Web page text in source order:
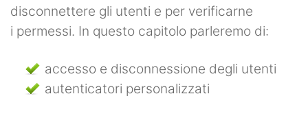
disconnettere gli utenti e per verificarne
i permessi. In questo capitolo parleremo di:
accesso e disconnessione degli utenti
autenticatori personalizzati